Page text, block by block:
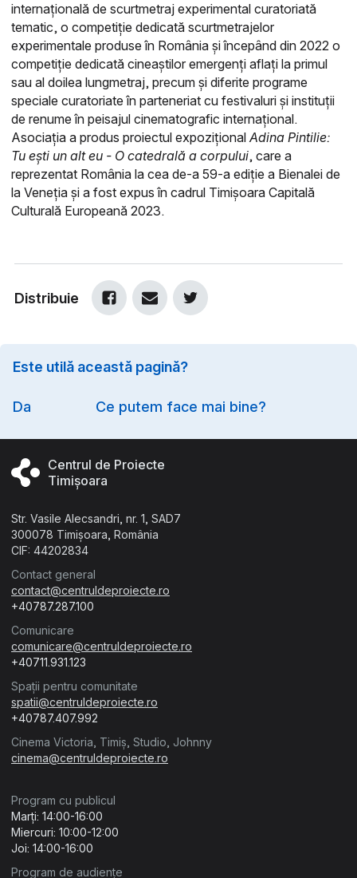
internațională de scurtmetraj experimental curatoriată
tematic, o competiție dedicată scurtmetrajelor
experimentale produse în România și începând din 2022 o
competiție dedicată cineaștilor emergenți aflați la primul
sau al doilea lungmetraj, precum și diferite programe
speciale curatoriate în parteneriat cu festivaluri și instituții
de renume în peisajul cinematografic internațional.
Asociația a produs proiectul expoziționalAdina Pintilie:
Tu ești un alt eu - O catedrală a corpului, care a
reprezentat România la cea de-a 59-a ediție a Bienalei de
la Veneția și a fost expus în cadrul Timișoara Capitală
Culturală Europeană 2023.
Distribuie
Este utilă această pagină?
Da Ce putem face mai bine?
Centrul de Proiecte
Timișoara
Str. Vasile Alecsandri, nr. 1, SAD7
300078 Timișoara, România
CIF: 44202834
Contact general
contact@centruldeproiecte.ro
+40787.287.100
Comunicare
comunicare@centruldeproiecte.ro
+40711.931.123
Spații pentru comunitate
spatii@centruldeproiecte.ro
+40787.407.992
Cinema Victoria, Timiș, Studio, Johnny
cinema@centruldeproiecte.ro
Program cu publicul
Marți: 14:00-16:00
Miercuri: 10:00-12:00
Joi: 14:00-16:00
Program de audiențe